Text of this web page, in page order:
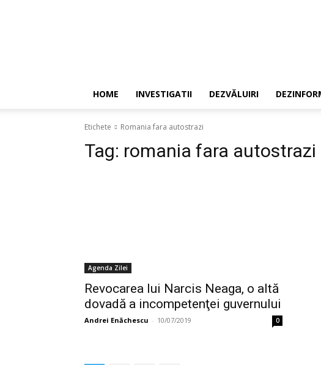
HOME INVESTIGATII DEZVĂLUIRI
Etichete Romania fara autostrazi
Tag: romania fara autostrazi
Agenda Zilei
Revocarea lui Narcis Neaga, o altă
dovadă a incompetenţei guvernului
Andrei Enăchescu - 10/07/2019 0